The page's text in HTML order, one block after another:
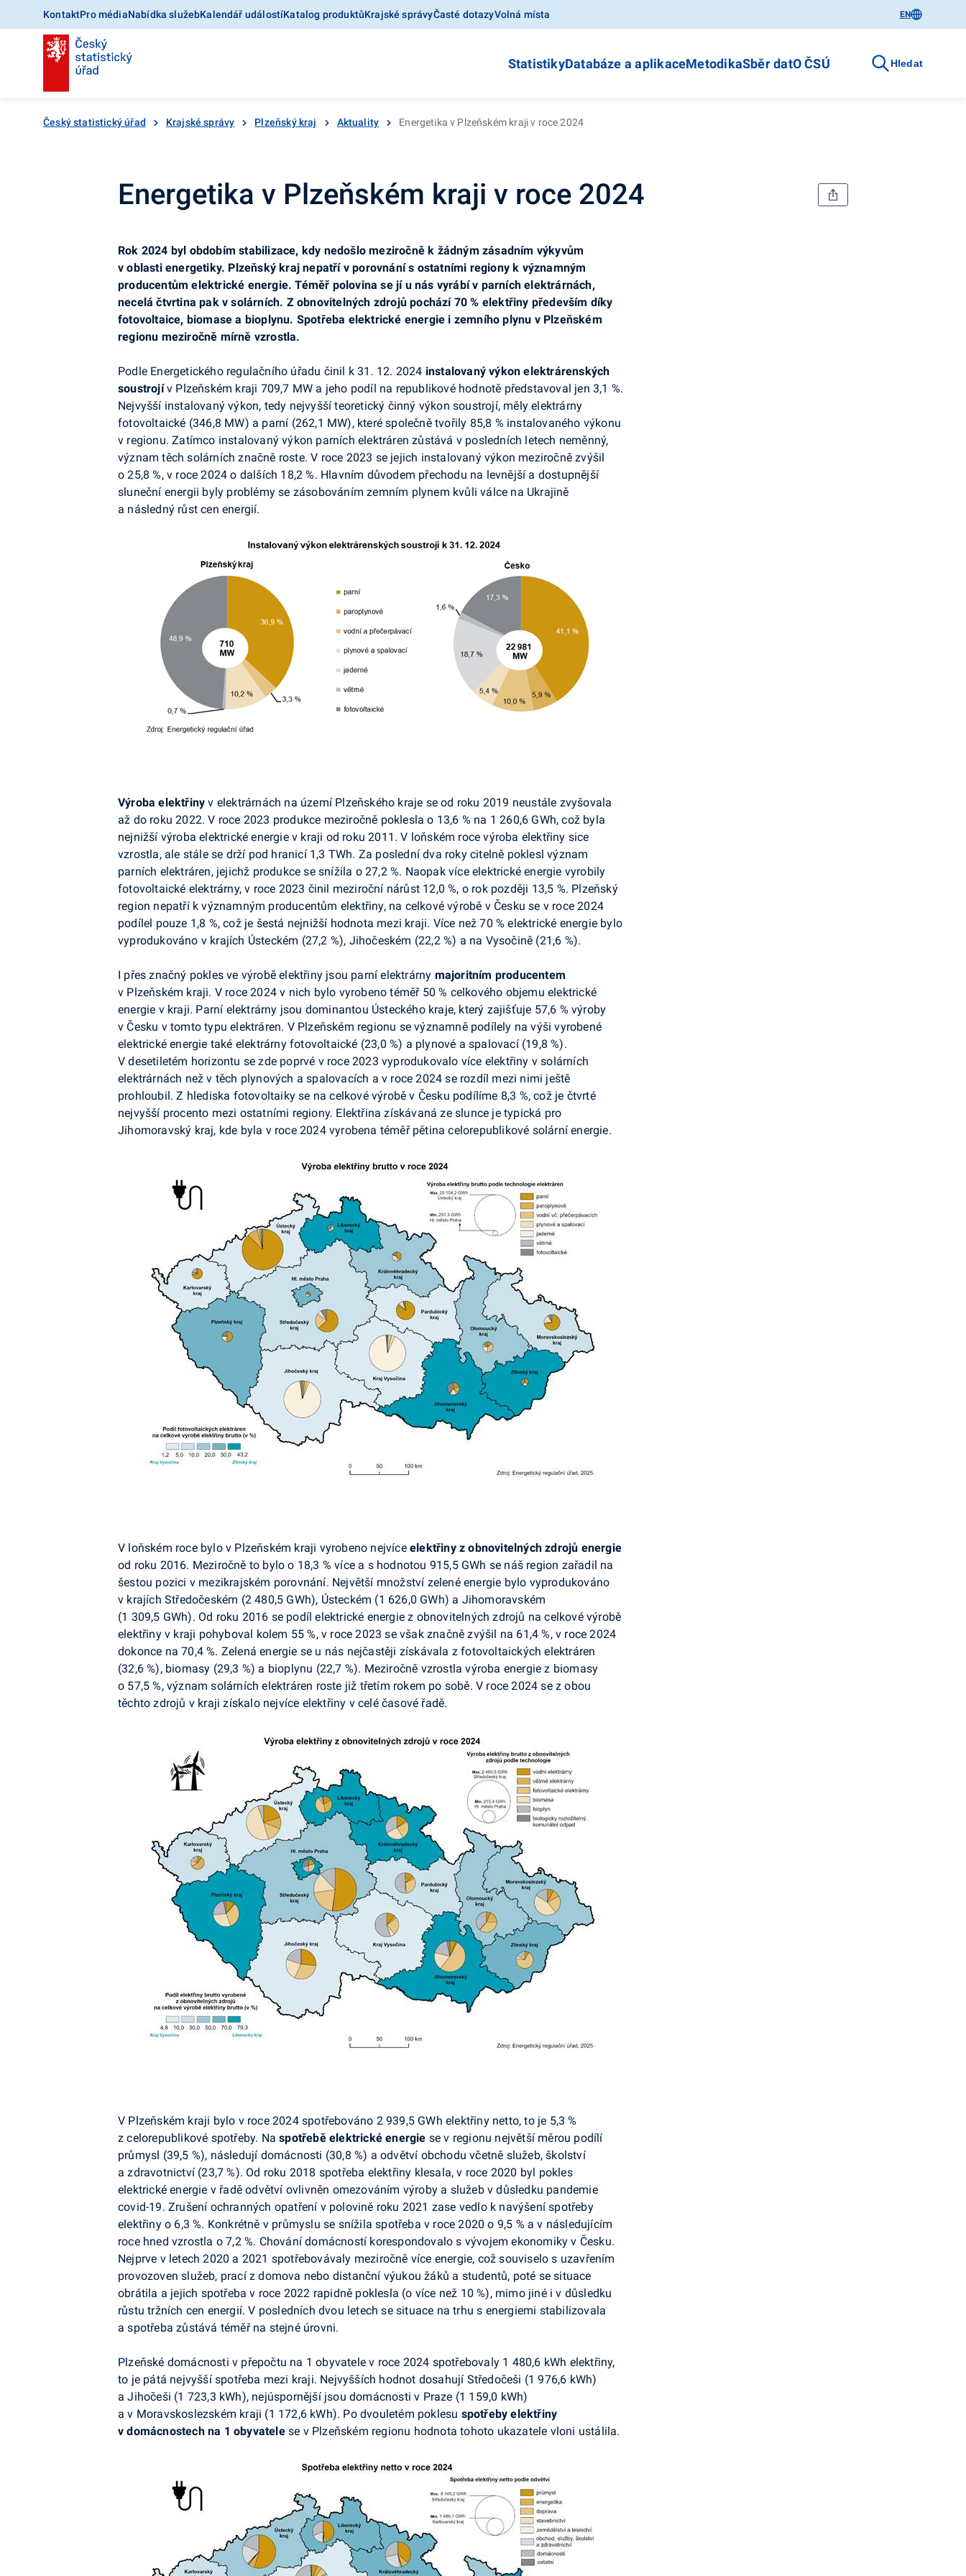
KontaktPro médiaNabídka služebKalendář událostíKatalog produktůKrajské správyČasté dotazyVolná místa EN
StatistikyDatabáze a aplikaceMetodikaSběr datO ČSÚ Hledat
Český statistický úřad Krajské správy Plzeňský kraj Aktuality Energetika v Plzeňském kraji v roce 2024
Energetika v Plzeňském kraji v roce 2024
Rok 2024 byl obdobím stabilizace, kdy nedošlo meziročně k žádným zásadním výkyvům
v oblasti energetiky. Plzeňský kraj nepatří v porovnání s ostatními regiony k významným
producentům elektrické energie. Téměř polovina se jí u nás vyrábí v parních elektrárnách,
necelá čtvrtina pak v solárních. Z obnovitelných zdrojů pochází 70 % elektřiny především díky
fotovoltaice, biomase a bioplynu. Spotřeba elektrické energie i zemního plynu v Plzeňském
regionu meziročně mírně vzrostla.
Podle Energetického regulačního úřadu činil k 31. 12. 2024 instalovaný výkon elektrárenských
soustrojív Plzeňském kraji 709,7 MW a jeho podíl na republikové hodnotě představoval jen 3,1 %.
Nejvyšší instalovaný výkon, tedy nejvyšší teoretický činný výkon soustrojí, měly elektrárny
fotovoltaické (346,8 MW) a parní (262,1 MW), které společně tvořily 85,8 % instalovaného výkonu
v regionu. Zatímco instalovaný výkon parních elektráren zůstává v posledních letech neměnný,
význam těch solárních značně roste. V roce 2023 se jejich instalovaný výkon meziročně zvýšil
o 25,8 %, v roce 2024 o dalších 18,2 %. Hlavním důvodem přechodu na levnější a dostupnější
sluneční energii byly problémy se zásobováním zemním plynem kvůli válce na Ukrajině
a následný růst cen energií.
Výroba elektřiny v elektrárnách na území Plzeňského kraje se od roku 2019 neustále zvyšovala
až do roku 2022. V roce 2023 produkce meziročně poklesla o 13,6 % na 1 260,6 GWh, což byla
nejnižší výroba elektrické energie v kraji od roku 2011. V loňském roce výroba elektřiny sice
vzrostla, ale stále se drží pod hranicí 1,3 TWh. Za poslední dva roky citelně poklesl význam
parních elektráren, jejichž produkce se snížila o 27,2 %. Naopak více elektrické energie vyrobily
fotovoltaické elektrárny, v roce 2023 činil meziroční nárůst 12,0 %, o rok později 13,5 %. Plzeňský
region nepatří k významným producentům elektřiny, na celkové výrobě v Česku se v roce 2024
podílel pouze 1,8 %, což je šestá nejnižší hodnota mezi kraji. Více než 70 % elektrické energie bylo
vyprodukováno v krajích Ústeckém (27,2 %), Jihočeském (22,2 %) a na Vysočině (21,6 %).
I přes značný pokles ve výrobě elektřiny jsou parní elektrárny majoritním producentem
v Plzeňském kraji. V roce 2024 v nich bylo vyrobeno téměř 50 % celkového objemu elektrické
energie v kraji. Parní elektrárny jsou dominantou Ústeckého kraje, který zajišťuje 57,6 % výroby
v Česku v tomto typu elektráren. V Plzeňském regionu se významně podílely na výši vyrobené
elektrické energie také elektrárny fotovoltaické (23,0 %) a plynové a spalovací (19,8 %).
V desetiletém horizontu se zde poprvé v roce 2023 vyprodukovalo více elektřiny v solárních
elektrárnách než v těch plynových a spalovacích a v roce 2024 se rozdíl mezi nimi ještě
prohloubil. Z hlediska fotovoltaiky se na celkové výrobě v Česku podílíme 8,3 %, což je čtvrté
nejvyšší procento mezi ostatními regiony. Elektřina získávaná ze slunce je typická pro
Jihomoravský kraj, kde byla v roce 2024 vyrobena téměř pětina celorepublikové solární energie.
V loňském roce bylo v Plzeňském kraji vyrobeno nejvíce elektřiny z obnovitelných zdrojů energie
od roku 2016. Meziročně to bylo o 18,3 % více a s hodnotou 915,5 GWh se náš region zařadil na
šestou pozici v mezikrajském porovnání. Největší množství zelené energie bylo vyprodukováno
v krajích Středočeském (2 480,5 GWh), Ústeckém (1 626,0 GWh) a Jihomoravském
(1 309,5 GWh). Od roku 2016 se podíl elektrické energie z obnovitelných zdrojů na celkové výrobě
elektřiny v kraji pohyboval kolem 55 %, v roce 2023 se však značně zvýšil na 61,4 %, v roce 2024
dokonce na 70,4 %. Zelená energie se u nás nejčastěji získávala zfotovoltaických elektráren
(32,6 %), biomasy (29,3 %) a bioplynu (22,7 %). Meziročně vzrostla výroba energie z biomasy
o 57,5 %, význam solárních elektráren roste již třetím rokem po sobě. V roce 2024 se z obou
těchto zdrojů v kraji získalo nejvíce elektřiny v celé časové řadě.
V Plzeňském kraji bylo v roce 2024 spotřebováno 2 939,5 GWh elektřiny netto, to je 5,3 %
z celorepublikové spotřeby. Naspotřebě elektrické energie se v regionu největší měrou podílí
průmysl (39,5 %), následují domácnosti (30,8 %) a odvětví obchodu včetně služeb, školství
a zdravotnictví (23,7 %). Od roku 2018 spotřeba elektřiny klesala, v roce 2020 byl pokles
elektrické energie v řadě odvětví ovlivněn omezováním výroby a služeb v důsledku pandemie
covid-19. Zrušení ochranných opatření v polovině roku 2021 zase vedlo k navýšení spotřeby
elektřiny o 6,3 %. Konkrétně v průmyslu se snížila spotřeba v roce 2020 o 9,5 % a v následujícím
roce hned vzrostla o 7,2 %. Chování domácností korespondovalo s vývojem ekonomiky v Česku.
Nejprve v letech 2020 a 2021 spotřebovávaly meziročně více energie, což souviselo s uzavřením
provozoven služeb, prací z domova nebo distanční výukou žáků a studentů, poté se situace
obrátila a jejich spotřeba v roce 2022 rapidně poklesla (o více než 10 %), mimo jiné i v důsledku
růstu tržních cen energií. V posledních dvou letech se situace na trhu s energiemi stabilizovala
a spotřeba zůstává téměř na stejné úrovni.
Plzeňské domácnosti v přepočtu na 1 obyvatele v roce 2024 spotřebovaly 1 480,6 kWh elektřiny,
to je pátá nejvyšší spotřeba mezi kraji. Nejvyšších hodnot dosahují Středočeši (1 976,6 kWh)
a Jihočeši (1 723,3 kWh), nejúspornější jsou domácnosti v Praze (1 159,0 kWh)
a v Moravskoslezském kraji (1 172,6 kWh). Po dvouletém poklesu spotřeby elektřiny
v domácnostech na 1 obyvatelese v Plzeňském regionu hodnota tohoto ukazatele vloni ustálila.